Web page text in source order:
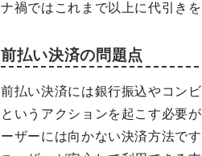
ナ禍ではこれまで以上に代引き
前払い決済の問題点
前払い決済には銀行振込やコン
というアクションを起こす必要
ーザーには向かない決済方法で